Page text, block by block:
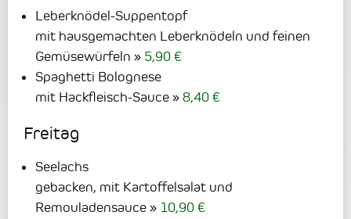
Leberknödel-Suppentopf
mit hausgemachten Leberknödeln und feinen
Gemüsewürfeln
5,90 €
Spaghetti Bolognese
mit Hackfleisch-Sauce
8,40 €
Freitag
Seelachs
gebacken, mit Kartoffelsalat und
Remouladensauce
10,90 €